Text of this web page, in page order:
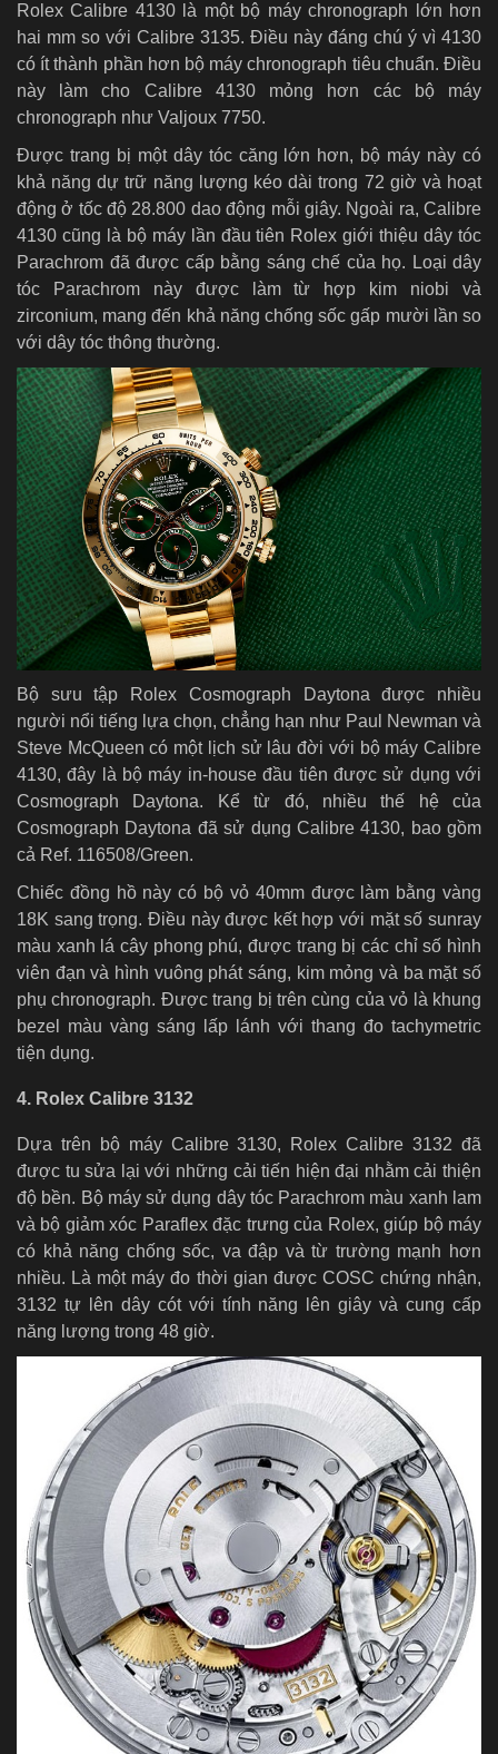
Rolex Calibre 4130 là một bộ máy chronograph lớn hơn
hai mm so với Calibre 3135. Điều này đáng chú ý vì 4130
có ít thành phần hơn bộ máy chronograph tiêu chuẩn. Điều
này làm cho Calibre 4130 mỏng hơn các bộ máy
chronograph như Valjoux 7750.
Được trang bị một dây tóc căng lớn hơn, bộ máy này có
khả năng dự trữ năng lượng kéo dài trong 72 giờ và hoạt
động ở tốc độ 28.800 dao động mỗi giây. Ngoài ra, Calibre
4130 cũng là bộ máy lần đầu tiên Rolex giới thiệu dây tóc
Parachrom đã được cấp bằng sáng chế của họ. Loại dây
tóc Parachrom này được làm từ hợp kim niobi và
zirconium, mang đến khả năng chống sốc gấp mười lần so
với dây tóc thông thường.
Bộ sưu tập Rolex Cosmograph Daytona được nhiều
người nổi tiếng lựa chọn, chẳng hạn như Paul Newman và
Steve McQueen có một lịch sử lâu đời với bộ máy Calibre
4130, đây là bộ máy in-house đầu tiên được sử dụng với
Cosmograph Daytona. Kể từ đó, nhiều thế hệ của
Cosmograph Daytona đã sử dụng Calibre 4130, bao gồm
cả Ref. 116508/Green.
Chiếc đồng hồ này có bộ vỏ 40mm được làm bằng vàng
18K sang trọng. Điều này được kết hợp với mặt số sunray
màu xanh lá cây phong phú, được trang bị các chỉ số hình
viên đạn và hình vuông phát sáng, kim mỏng và ba mặt số
phụ chronograph. Được trang bị trên cùng của vỏ là khung
bezel màu vàng sáng lấp lánh với thang đo tachymetric
tiện dụng.
4. Rolex Calibre 3132
Dựa trên bộ máy Calibre 3130, Rolex Calibre 3132 đã
được tu sửa lại với những cải tiến hiện đại nhằm cải thiện
độ bền. Bộ máy sử dụng dây tóc Parachrom màu xanh lam
và bộ giảm xóc Paraflex đặc trưng của Rolex, giúp bộ máy
có khả năng chống sốc, va đập và từ trường mạnh hơn
nhiều. Là một máy đo thời gian được COSC chứng nhận,
3132 tự lên dây cót với tính năng lên giây và cung cấp
năng lượng trong 48 giờ.